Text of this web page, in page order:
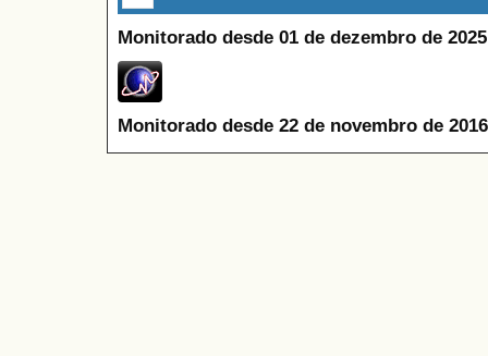
Monitorado desde 01 de dezembro de
Monitorado desde 22 de novembro de